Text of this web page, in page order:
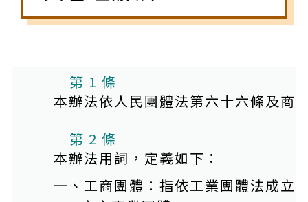
第 1 條
本辦法依人民團體法第六十六條及商
第 2 條
本辦法用詞，定義如下：
一、工商團體：指依工業團體法成立